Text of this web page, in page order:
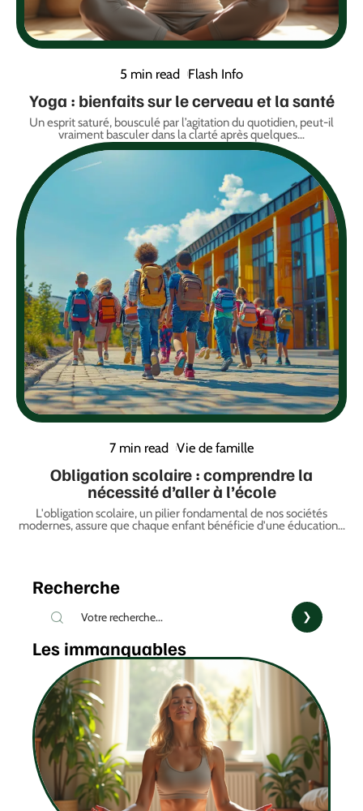
5 min read Flash Info
Yoga : bienfaits sur le cerveau et la santé
Un esprit saturé, bousculé par l’agitation du quotidien, peut-il
vraiment basculer dans la clarté après quelques…
7 min read Vie de famille
Obligation scolaire : comprendre la
nécessité d’aller à l’école
L'obligation scolaire, un pilier fondamental de nos sociétés
modernes, assure que chaque enfant bénéficie d'une éducation…
Recherche
Les immanquables